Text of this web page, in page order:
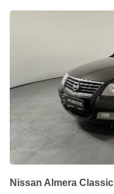
Nissan Almera Classic